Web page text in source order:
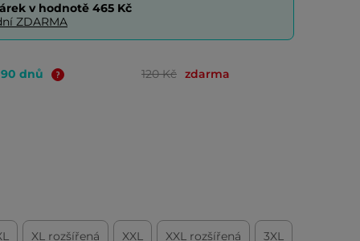
v hodnotě 465 Kč
ZDARMA
dnů 120 Kč zdarma
XL rozšířená XXL XXL rozšířená 3XL